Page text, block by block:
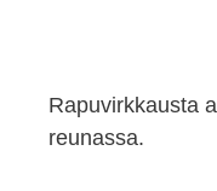
Rapuvirkkausta
reunassa.